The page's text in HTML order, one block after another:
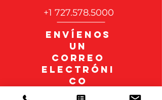
+1 727.578.5000
ENVÍENOS
UN
CORREO
ELECTRÓNI
CO
mexico@polypack.co